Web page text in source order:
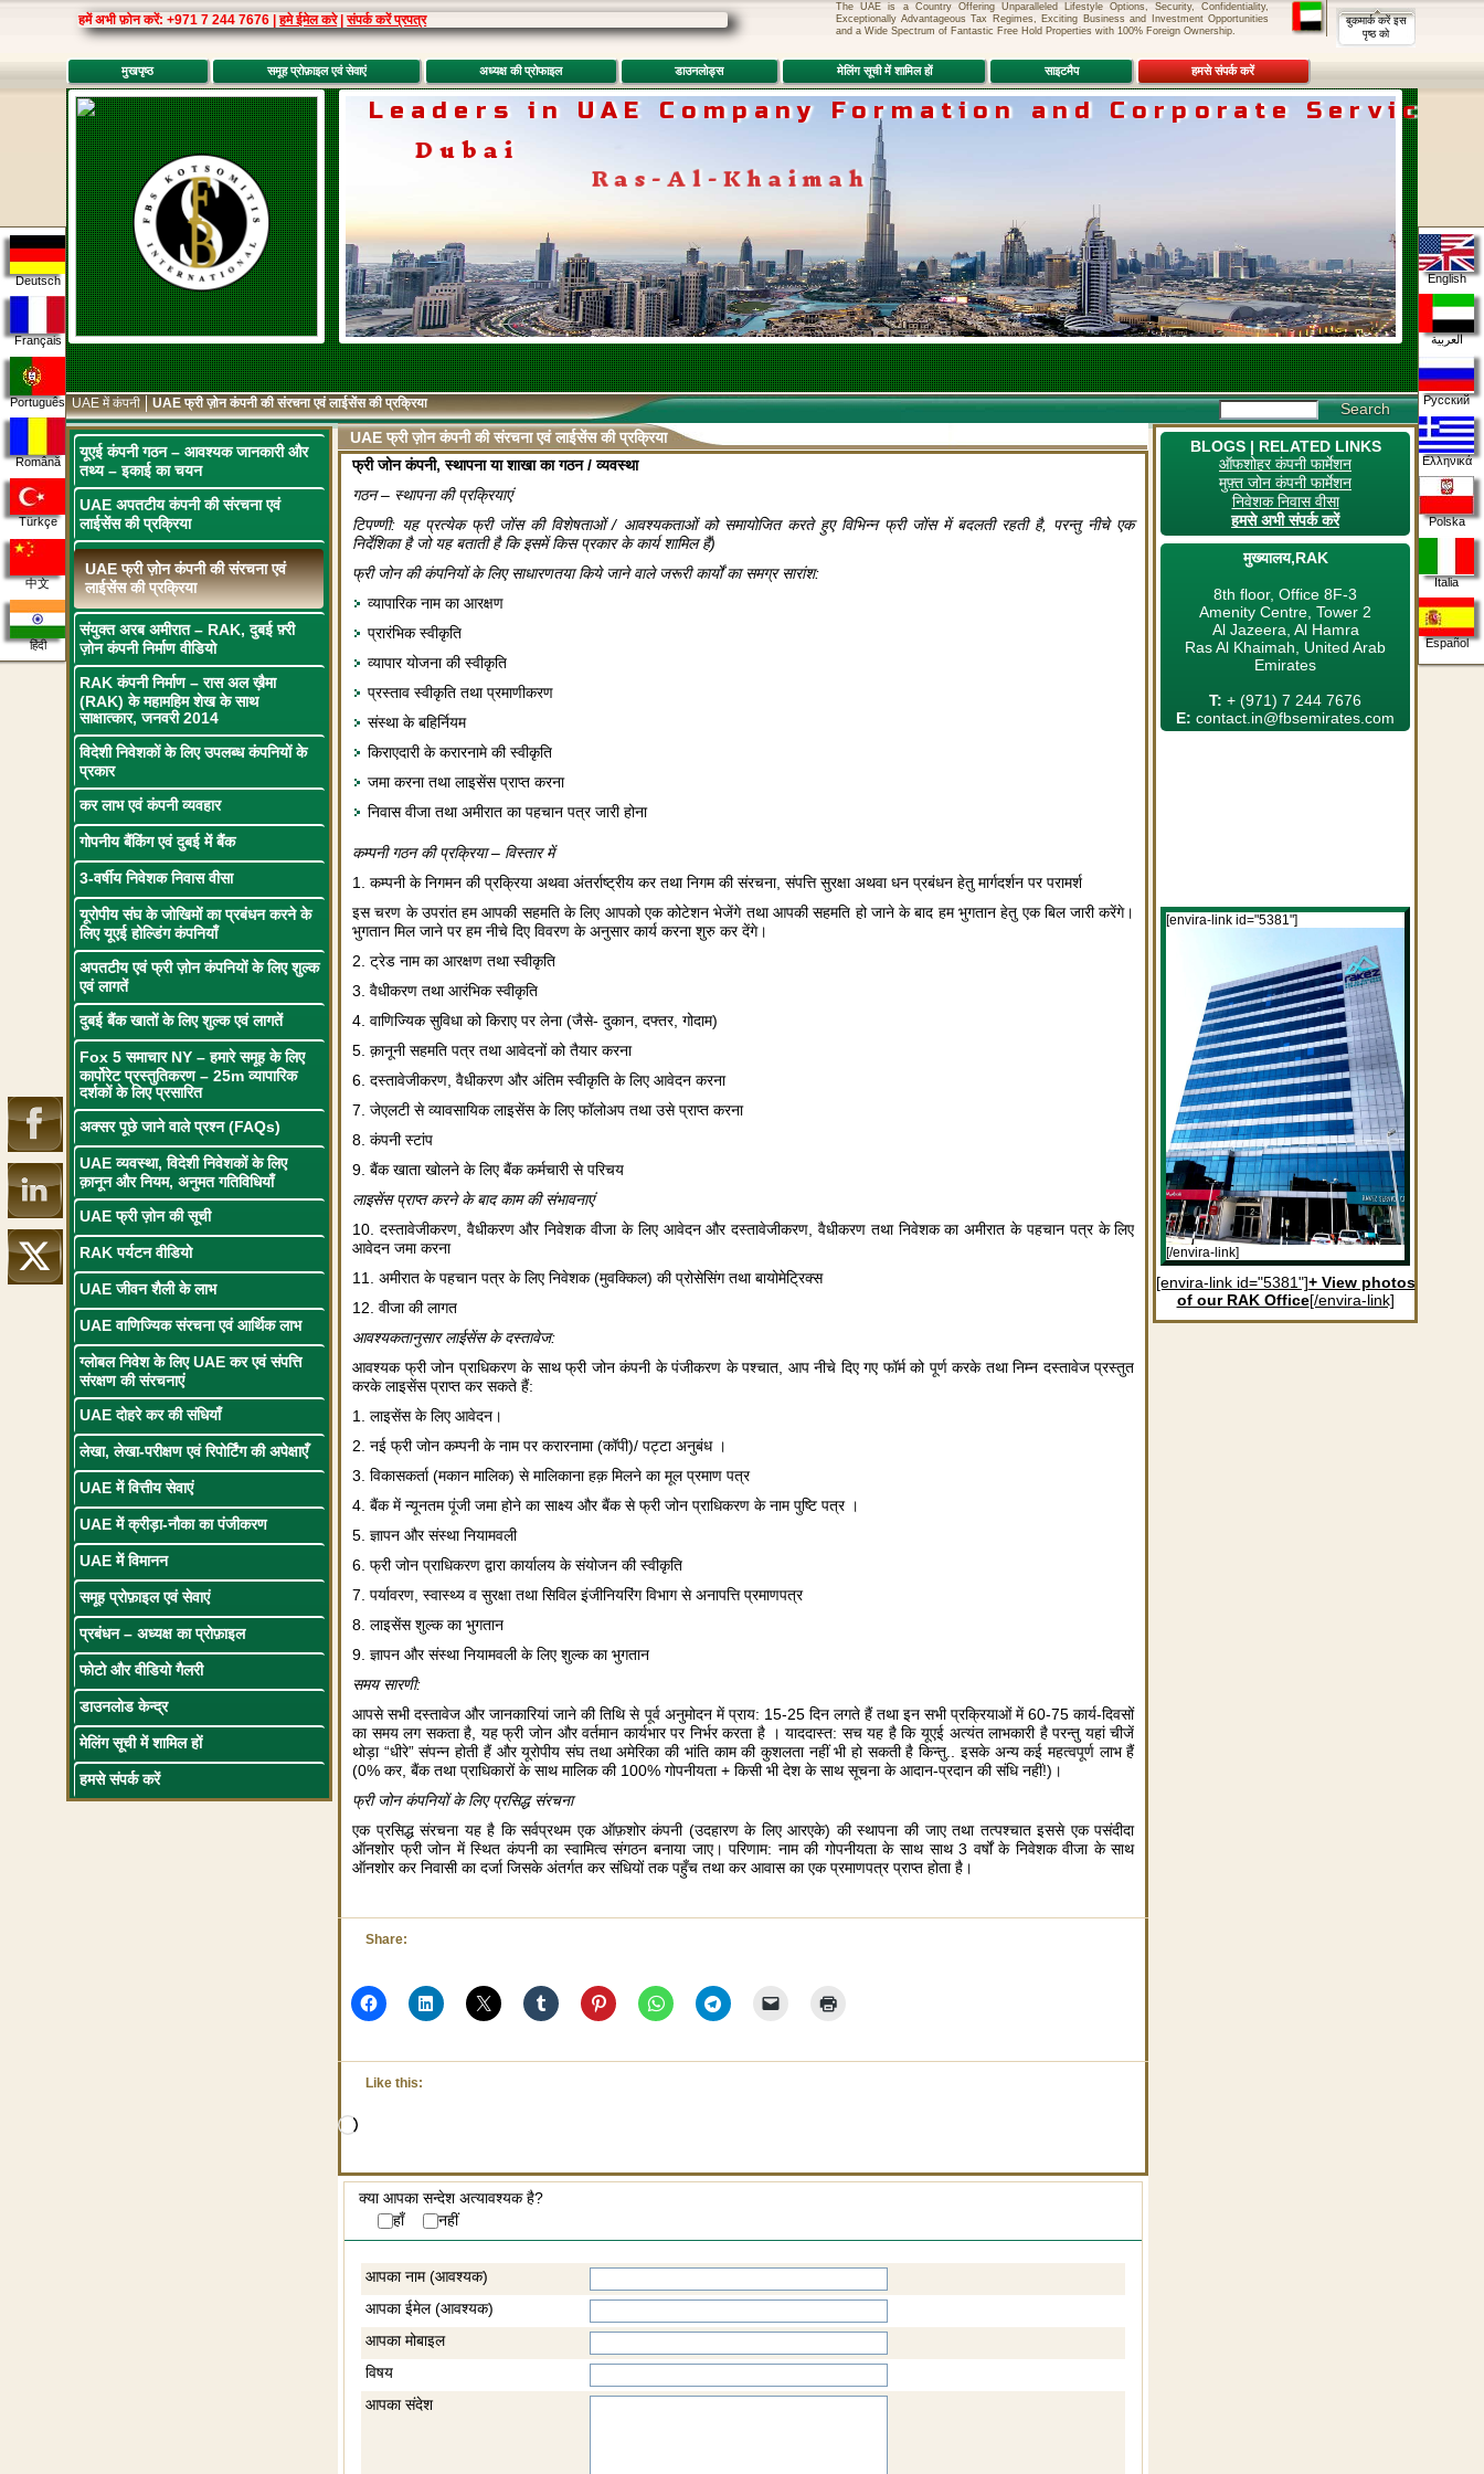
Deutsch
Français
Português
Română
Türkçe
中文
हिंदी
English
العربية
Русский
Ελληνικά
Polska
Italia
Español
हमें अभी फ़ोन करें: +971 7 244 7676 |हमे ईमेल करे|संपर्क करें प्रपत्र
The UAE is a Country Offering Unparalleled Lifestyle Options, Security, Confidentiality,
Exceptionally Advantageous Tax Regimes, Exciting Business and Investment Opportunities
and a Wide Spectrum of Fantastic Free Hold Properties with 100% Foreign Ownership.
बुकमार्क करें इस
पृष्ठ को
मुखपृष्ठ समूह प्रोफ़ाइल एवं सेवाएं अध्यक्ष की प्रोफाइल डाउनलोड्स मेलिंग सूची में शामिल हों साइटमैप हमसे संपर्क करें
Leaders in UAE Company Formation and Corporate Services
Dubai
Ras-Al-Khaimah
UAE में कंपनी UAE फ्री ज़ोन कंपनी की संरचना एवं लाईसेंस की प्रक्रिया
यूएई कंपनी गठन – आवश्यक जानकारी और
तथ्य – इकाई का चयन
UAE अपतटीय कंपनी की संरचना एवं
लाईसेंस की प्रक्रिया
UAE फ्री ज़ोन कंपनी की संरचना एवं
लाईसेंस की प्रक्रिया
संयुक्त अरब अमीरात – RAK, दुबई फ़्री
ज़ोन कंपनी निर्माण वीडियो
RAK कंपनी निर्माण – रास अल ख़ैमा
(RAK) के महामहिम शेख के साथ
साक्षात्कार, जनवरी 2014
विदेशी निवेशकों के लिए उपलब्ध कंपनियों के
प्रकार
कर लाभ एवं कंपनी व्यवहार
गोपनीय बैंकिंग एवं दुबई में बैंक
3-वर्षीय निवेशक निवास वीसा
यूरोपीय संघ के जोखिमों का प्रबंधन करने के
लिए यूएई होल्डिंग कंपनियाँ
अपतटीय एवं फ्री ज़ोन कंपनियों के लिए शुल्क
एवं लागतें
दुबई बैंक खातों के लिए शुल्क एवं लागतें
Fox 5 समाचार NY – हमारे समूह के लिए
कार्पोरेट प्रस्तुतिकरण – 25m व्यापारिक
दर्शकों के लिए प्रसारित
अक्सर पूछे जाने वाले प्रश्न (FAQs)
UAE व्यवस्था, विदेशी निवेशकों के लिए
क़ानून और नियम, अनुमत गतिविधियाँ
UAE फ्री ज़ोन की सूची
RAK पर्यटन वीडियो
UAE जीवन शैली के लाभ
UAE वाणिज्यिक संरचना एवं आर्थिक लाभ
ग्लोबल निवेश के लिए UAE कर एवं संपत्ति
संरक्षण की संरचनाएं
UAE दोहरे कर की संधियाँ
लेखा, लेखा-परीक्षण एवं रिपोर्टिंग की अपेक्षाएँ
UAE में वित्तीय सेवाएं
UAE में क्रीड़ा-नौका का पंजीकरण
UAE में विमानन
समूह प्रोफ़ाइल एवं सेवाएं
प्रबंधन – अध्यक्ष का प्रोफ़ाइल
फोटो और वीडियो गैलरी
डाउनलोड केन्द्र
मेलिंग सूची में शामिल हों
हमसे संपर्क करें
UAE फ्री ज़ोन कंपनी की संरचना एवं लाईसेंस की प्रक्रिया
फ्री जोन कंपनी, स्थापना या शाखा का गठन / व्यवस्था
गठन – स्थापना की प्रक्रियाएं
टिपण्णी: यह प्रत्येक फ्री जोंस की विशेषताओं / आवश्यकताओं को समायोजित करते हुए विभिन्न फ्री जोंस में बदलती रहती है, परन्तु नीचे एक
निर्देशिका है जो यह बताती है कि इसमें किस प्रकार के कार्य शामिल हैं)
फ्री जोन की कंपनियों के लिए साधारणतया किये जाने वाले जरूरी कार्यों का समग्र सारांश:
व्यापारिक नाम का आरक्षण
प्रारंभिक स्वीकृति
व्यापार योजना की स्वीकृति
प्रस्ताव स्वीकृति तथा प्रमाणीकरण
संस्था के बहिर्नियम
किराएदारी के करारनामे की स्वीकृति
जमा करना तथा लाइसेंस प्राप्त करना
निवास वीजा तथा अमीरात का पहचान पत्र जारी होना
कम्पनी गठन की प्रक्रिया – विस्तार में
1. कम्पनी के निगमन की प्रक्रिया अथवा अंतर्राष्ट्रीय कर तथा निगम की संरचना, संपत्ति सुरक्षा अथवा धन प्रबंधन हेतु मार्गदर्शन पर परामर्श
इस चरण के उपरांत हम आपकी सहमति के लिए आपको एक कोटेशन भेजेंगे तथा आपकी सहमति हो जाने के बाद हम भुगतान हेतु एक बिल जारी करेंगे।
भुगतान मिल जाने पर हम नीचे दिए विवरण के अनुसार कार्य करना शुरु कर देंगे।
2. ट्रेड नाम का आरक्षण तथा स्वीकृति
3. वैधीकरण तथा आरंभिक स्वीकृति
4. वाणिज्यिक सुविधा को किराए पर लेना (जैसे- दुकान, दफ्तर, गोदाम)
5. क़ानूनी सहमति पत्र तथा आवेदनों को तैयार करना
6. दस्तावेजीकरण, वैधीकरण और अंतिम स्वीकृति के लिए आवेदन करना
7. जेएलटी से व्यावसायिक लाइसेंस के लिए फॉलोअप तथा उसे प्राप्त करना
8. कंपनी स्टांप
9. बैंक खाता खोलने के लिए बैंक कर्मचारी से परिचय
लाइसेंस प्राप्त करने के बाद काम की संभावनाएं
10. दस्तावेजीकरण, वैधीकरण और निवेशक वीजा के लिए आवेदन और दस्तावेजीकरण, वैधीकरण तथा निवेशक का अमीरात के पहचान पत्र के लिए
आवेदन जमा करना
11. अमीरात के पहचान पत्र के लिए निवेशक (मुवक्किल) की प्रोसेसिंग तथा बायोमेट्रिक्स
12. वीजा की लागत
आवश्यकतानुसार लाईसेंस के दस्तावेज:
आवश्यक फ्री जोन प्राधिकरण के साथ फ्री जोन कंपनी के पंजीकरण के पश्चात, आप नीचे दिए गए फॉर्म को पूर्ण करके तथा निम्न दस्तावेज प्रस्तुत
करके लाइसेंस प्राप्त कर सकते हैं:
1. लाइसेंस के लिए आवेदन।
2. नई फ्री जोन कम्पनी के नाम पर करारनामा (कॉपी)/ पट्टा अनुबंध ।
3. विकासकर्ता (मकान मालिक) से मालिकाना हक़ मिलने का मूल प्रमाण पत्र
4. बैंक में न्यूनतम पूंजी जमा होने का साक्ष्य और बैंक से फ्री जोन प्राधिकरण के नाम पुष्टि पत्र ।
5. ज्ञापन और संस्था नियामवली
6. फ्री जोन प्राधिकरण द्वारा कार्यालय के संयोजन की स्वीकृति
7. पर्यावरण, स्वास्थ्य व सुरक्षा तथा सिविल इंजीनियरिंग विभाग से अनापत्ति प्रमाणपत्र
8. लाइसेंस शुल्क का भुगतान
9. ज्ञापन और संस्था नियामवली के लिए शुल्क का भुगतान
समय सारणी:
आपसे सभी दस्तावेज और जानकारियां जाने की तिथि से पूर्व अनुमोदन में प्राय: 15-25 दिन लगते हैं तथा इन सभी प्रक्रियाओं में 60-75 कार्य-दिवसों
का समय लग सकता है, यह फ्री जोन और वर्तमान कार्यभार पर निर्भर करता है । याददास्त: सच यह है कि यूएई अत्यंत लाभकारी है परन्तु यहां चीजें
थोड़ा “धीरे” संपन्न होती हैं और यूरोपीय संघ तथा अमेरिका की भांति काम की कुशलता नहीं भी हो सकती है किन्तु.. इसके अन्य कई महत्वपूर्ण लाभ हैं
(0% कर, बैंक तथा प्राधिकारों के साथ मालिक की 100% गोपनीयता + किसी भी देश के साथ सूचना के आदान-प्रदान की संधि नहीं!)।
फ्री जोन कंपनियों के लिए प्रसिद्ध संरचना
एक प्रसिद्ध संरचना यह है कि सर्वप्रथम एक ऑफ़शोर कंपनी (उदहारण के लिए आरएके) की स्थापना की जाए तथा तत्पश्चात इससे एक पसंदीदा
ऑनशोर फ्री जोन में स्थित कंपनी का स्वामित्व संगठन बनाया जाए। परिणाम: नाम की गोपनीयता के साथ साथ 3 वर्षों के निवेशक वीजा के साथ
ऑनशोर कर निवासी का दर्जा जिसके अंतर्गत कर संधियों तक पहुँच तथा कर आवास का एक प्रमाणपत्र प्राप्त होता है।
Share:
Like this:
Loading…
क्या आपका सन्देश अत्यावश्यक है?
हाँ
नहीं
आपका नाम (आवश्यक)
आपका ईमेल (आवश्यक)
आपका मोबाइल
विषय
आपका संदेश
BLOGS | RELATED LINKS
ऑफशोहर कंपनी फार्मेशन
मुफ़्त जोन कंपनी फार्मेशन
निवेशक निवास वीसा
हमसे अभी संपर्क करें
मुख्यालय,RAK
8th floor, Office 8F-3
Amenity Centre, Tower 2
Al Jazeera, Al Hamra
Ras Al Khaimah, United Arab
Emirates
T: + (971) 7 244 7676
E: contact.in@fbsemirates.com
[envira-link id="5381"]
[/envira-link]
[envira-link id="5381"]+ View photos
of our RAK Office[/envira-link]